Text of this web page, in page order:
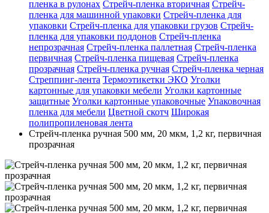
пленка в рулонах Стрейч-пленка вторичная Стрейч-
пленка для машинной упаковки Стрейч-пленка для
упаковки Стрейч-пленка для упаковки грузов Стрейч-
пленка для упаковки поддонов Стрейч-пленка
непрозрачная Стрейч-пленка паллетная Стрейч-пленка
первичная Стрейч-пленка пищевая Стрейч-пленка
прозрачная Стрейч-пленка ручная Стрейч-пленка черная
Стреппинг-лента Термоэтикетки ЭКО Уголки
картонные для упаковки мебели Уголки картонные
защитные Уголки картонные упаковочные Упаковочная
пленка для мебели Цветной скотч Широкая
полипропиленовая лента
Стрейч-пленка ручная 500 мм, 20 мкм, 1,2 кг, первичная
прозрачная